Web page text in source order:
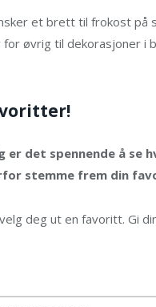
et brett til frokost på
øvrig til dekorasjoner i
det spennende å se
stemme frem din
deg ut en favoritt. Gi